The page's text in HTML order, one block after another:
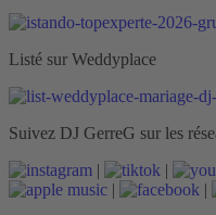
Listé sur Weddyplace
Suivez DJ GerreG sur les
|
|
|
|